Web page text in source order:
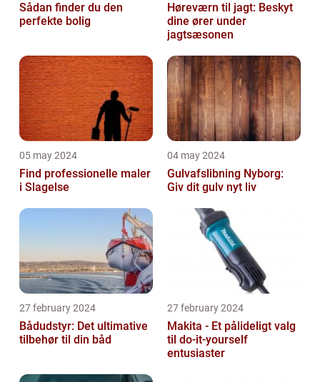
Sådan finder du den
perfekte bolig
Høreværn til jagt: Beskyt
dine ører under
jagtsæsonen
05 may 2024
Find professionelle maler
i Slagelse
04 may 2024
Gulvafslibning Nyborg:
Giv dit gulv nyt liv
27 february 2024
Bådudstyr: Det ultimative
tilbehør til din båd
27 february 2024
Makita - Et pålideligt valg
til do-it-yourself
entusiaster